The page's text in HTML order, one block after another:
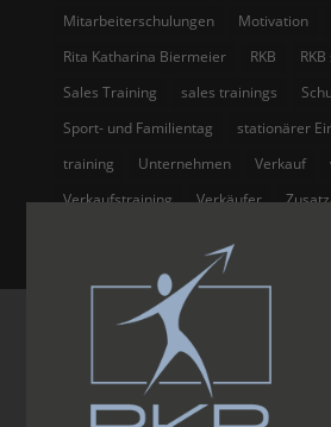
Mitarbeiterschulungen
Motivation
Rita Katharina Biermeier
RKB
Sales Training
sales trainings
Sport- und Familientag
stationärer
training
Unternehmen Verkauf
Verkaufstraining
Verkäufer